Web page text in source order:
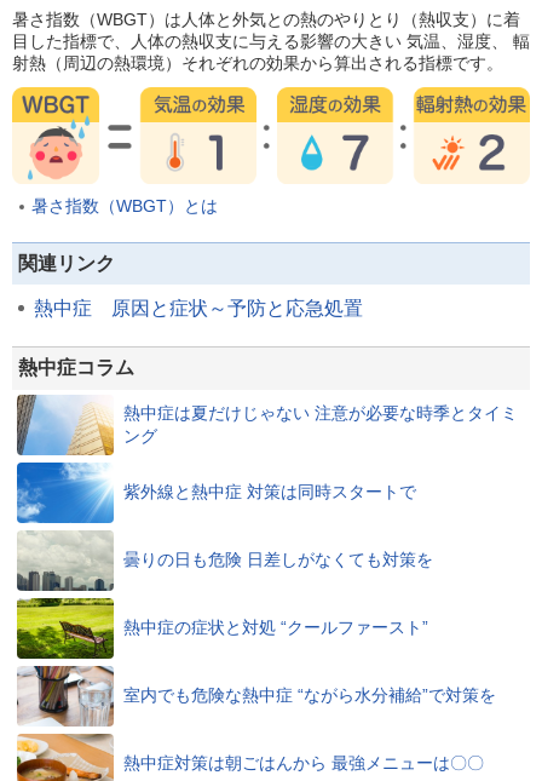
暑さ指数（WBGT）は人体と外気との熱のやりとり（熱収支）に着
目した指標で、人体の熱収支に与える影響の大きい 気温、湿度、 輻
射熱（周辺の熱環境）それぞれの効果から算出される指標です。
暑さ指数（WBGT）とは
関連リンク
熱中症 原因と症状～予防と応急処置
熱中症コラム
熱中症は夏だけじゃない 注意が必要な時季とタイミ
ング
紫外線と熱中症 対策は同時スタートで
曇りの日も危険 日差しがなくても対策を
熱中症の症状と対処 “クールファースト”
室内でも危険な熱中症 “ながら水分補給”で対策を
熱中症対策は朝ごはんから 最強メニューは〇〇